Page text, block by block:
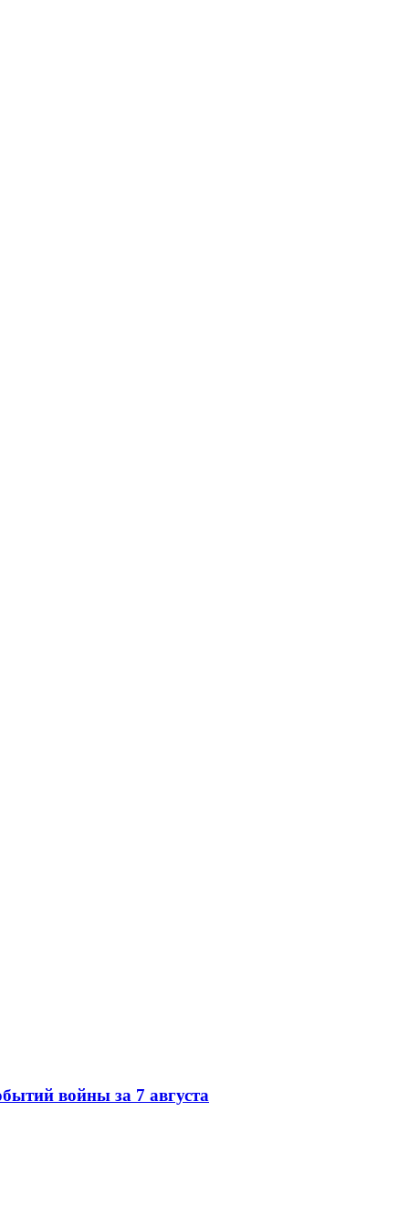
войны за 7 августа